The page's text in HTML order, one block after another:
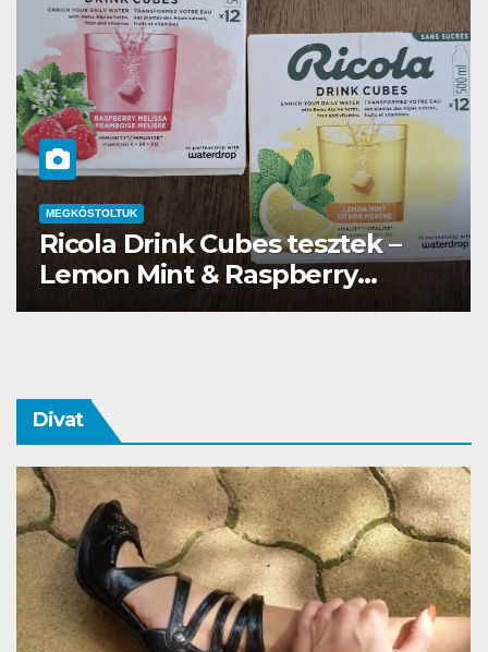
–
MEGKÓSTOLTUK
Waterdrop üdítő kapszula
Divat